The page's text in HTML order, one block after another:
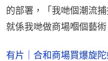
的部署，「我哋個潮流
就係我哋做商場嗰個藝術
有片｜合和商場買爆旋